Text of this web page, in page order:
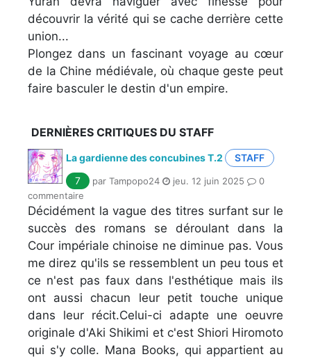
découvrir la vérité qui se cache derrière cette
union...
Plongez dans un fascinant voyage au cœur
de la Chine médiévale, où chaque geste peut
faire basculer le destin d'un empire.
DERNIÈRES CRITIQUES DU STAFF
La gardienne des concubines T.2
STAFF
7
par Tampopo24 jeu. 12 juin 2025
0
commentaire
Décidément la vague des titres surfant sur le
succès des romans se déroulant dans la
Cour impériale chinoise ne diminue pas. Vous
me direz qu'ils se ressemblent un peu tous et
ce n'est pas faux dans l'esthétique mais ils
ont aussi chacun leur petit touche unique
dans leur récit.Celui-ci adapte une oeuvre
originale d'Aki Shikimi et c'est Shiori Hiromoto
qui s'y colle. Mana Books, qui appartient au